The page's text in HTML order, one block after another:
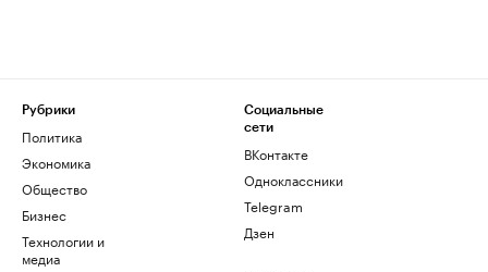
Рубрики
Политика
Экономика
Общество
Бизнес
Технологии и
медиа
Социальные
сети
ВКонтакте
Одноклассники
Telegram
Дзен